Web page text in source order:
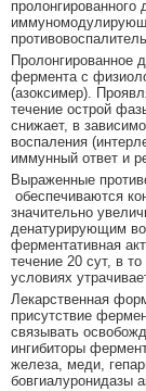
Пролонгированное
фермента с
(азоксимер).
течение острой
снижает, в
воспаления
иммунный ответ и
Выраженные
обеспечиваются
значительно
денатурирующим
ферментативная
течение 20 сут, в
условиях
Лекарственная
присутствие
связывать
ингибиторы
железа, меди,
бовгиалуронидазы